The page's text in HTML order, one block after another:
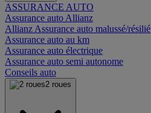
ASSURANCE AUTO
Assurance auto Allianz
Allianz Assurance auto malussé/résilié
Assurance auto au km
Assurance auto électrique
Assurance auto semi autonome
Conseils auto
2 roues